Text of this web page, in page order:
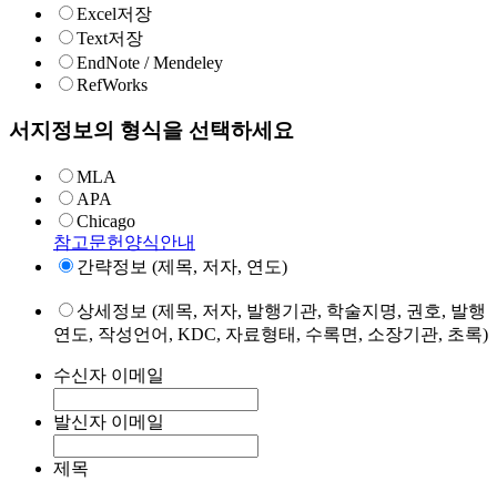
Excel저장
Text저장
EndNote / Mendeley
RefWorks
서지정보의 형식을 선택하세요
MLA
APA
Chicago
참고문헌양식안내
간략정보 (제목, 저자, 연도)
상세정보 (제목, 저자, 발행기관, 학술지명, 권호, 발행
연도, 작성언어, KDC, 자료형태, 수록면, 소장기관, 초록)
수신자 이메일
발신자 이메일
제목